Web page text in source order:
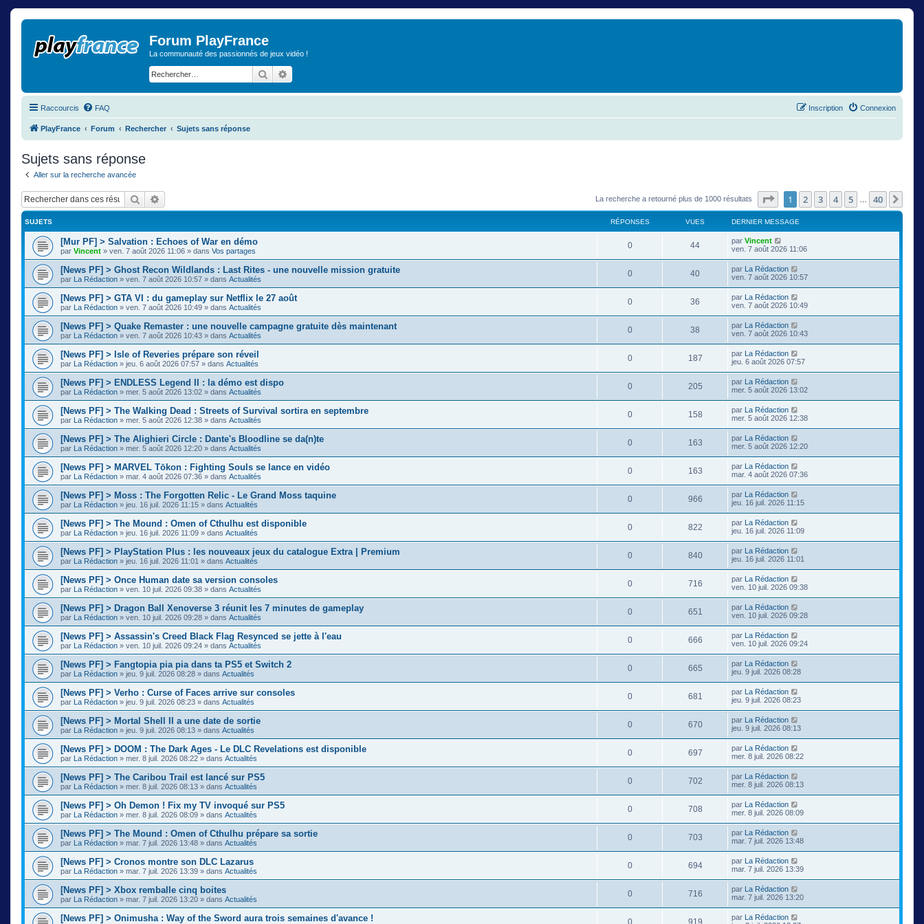
Forum PlayFrance
La communauté des passionnés de jeux vidéo !
Rechercher
Raccourcis FAQ Connexion
Inscription
PlayFrance Forum Rechercher Sujets sans réponse
Sujets sans réponse
Aller sur la recherche avancée
Rechercher La recherche a retourné plus de 1000 résultats Page sur40
1 2 3 4 5 40
SUJETS RÉPONSES VUES DERNIER MESSAGE
[Mur PF] > Salvation : Echoes of War en démo
par Vincent » ven. 7 août 2026 11:06 » dans Vos partages
0 44 par Vincent
ven. 7 août 2026 11:06
[News PF] > Ghost Recon Wildlands : Last Rites - une nouvelle mission gratuite
par La Rédaction » ven. 7 août 2026 10:57 » dans Actualités
0 40 par La Rédaction
ven. 7 août 2026 10:57
[News PF] > GTA VI : du gameplay sur Netflix le 27 août
par La Rédaction » ven. 7 août 2026 10:49 » dans Actualités
0 36 par La Rédaction
ven. 7 août 2026 10:49
[News PF] > Quake Remaster : une nouvelle campagne gratuite dès maintenant
par La Rédaction » ven. 7 août 2026 10:43 » dans Actualités
0 38 par La Rédaction
ven. 7 août 2026 10:43
[News PF] > Isle of Reveries prépare son réveil
par La Rédaction » jeu. 6 août 2026 07:57 » dans Actualités
0 187 par La Rédaction
jeu. 6 août 2026 07:57
[News PF] > ENDLESS Legend II : la démo est dispo
par La Rédaction » mer. 5 août 2026 13:02 » dans Actualités
0 205 par La Rédaction
mer. 5 août 2026 13:02
[News PF] > The Walking Dead : Streets of Survival sortira en septembre
par La Rédaction » mer. 5 août 2026 12:38 » dans Actualités
0 158 par La Rédaction
mer. 5 août 2026 12:38
[News PF] > The Alighieri Circle : Dante's Bloodline se da(n)te
par La Rédaction » mer. 5 août 2026 12:20 » dans Actualités
0 163 par La Rédaction
mer. 5 août 2026 12:20
[News PF] > MARVEL Tōkon : Fighting Souls se lance en vidéo
par La Rédaction » mar. 4 août 2026 07:36 » dans Actualités
0 163 par La Rédaction
mar. 4 août 2026 07:36
[News PF] > Moss : The Forgotten Relic - Le Grand Moss taquine
par La Rédaction » jeu. 16 juil. 2026 11:15 » dans Actualités
0 966 par La Rédaction
jeu. 16 juil. 2026 11:15
[News PF] > The Mound : Omen of Cthulhu est disponible
par La Rédaction » jeu. 16 juil. 2026 11:09 » dans Actualités
0 822 par La Rédaction
jeu. 16 juil. 2026 11:09
[News PF] > PlayStation Plus : les nouveaux jeux du catalogue Extra | Premium
par La Rédaction » jeu. 16 juil. 2026 11:01 » dans Actualités
0 840 par La Rédaction
jeu. 16 juil. 2026 11:01
[News PF] > Once Human date sa version consoles
par La Rédaction » ven. 10 juil. 2026 09:38 » dans Actualités
0 716 par La Rédaction
ven. 10 juil. 2026 09:38
[News PF] > Dragon Ball Xenoverse 3 réunit les 7 minutes de gameplay
par La Rédaction » ven. 10 juil. 2026 09:28 » dans Actualités
0 651 par La Rédaction
ven. 10 juil. 2026 09:28
[News PF] > Assassin's Creed Black Flag Resynced se jette à l'eau
par La Rédaction » ven. 10 juil. 2026 09:24 » dans Actualités
0 666 par La Rédaction
ven. 10 juil. 2026 09:24
[News PF] > Fangtopia pia pia dans ta PS5 et Switch 2
par La Rédaction » jeu. 9 juil. 2026 08:28 » dans Actualités
0 665 par La Rédaction
jeu. 9 juil. 2026 08:28
[News PF] > Verho : Curse of Faces arrive sur consoles
par La Rédaction » jeu. 9 juil. 2026 08:23 » dans Actualités
0 681 par La Rédaction
jeu. 9 juil. 2026 08:23
[News PF] > Mortal Shell II a une date de sortie
par La Rédaction » jeu. 9 juil. 2026 08:13 » dans Actualités
0 670 par La Rédaction
jeu. 9 juil. 2026 08:13
[News PF] > DOOM : The Dark Ages - Le DLC Revelations est disponible
par La Rédaction » mer. 8 juil. 2026 08:22 » dans Actualités
0 697 par La Rédaction
mer. 8 juil. 2026 08:22
[News PF] > The Caribou Trail est lancé sur PS5
par La Rédaction » mer. 8 juil. 2026 08:13 » dans Actualités
0 702 par La Rédaction
mer. 8 juil. 2026 08:13
[News PF] > Oh Demon ! Fix my TV invoqué sur PS5
par La Rédaction » mer. 8 juil. 2026 08:09 » dans Actualités
0 708 par La Rédaction
mer. 8 juil. 2026 08:09
[News PF] > The Mound : Omen of Cthulhu prépare sa sortie
par La Rédaction » mar. 7 juil. 2026 13:48 » dans Actualités
0 703 par La Rédaction
mar. 7 juil. 2026 13:48
[News PF] > Cronos montre son DLC Lazarus
par La Rédaction » mar. 7 juil. 2026 13:39 » dans Actualités
0 694 par La Rédaction
mar. 7 juil. 2026 13:39
[News PF] > Xbox remballe cinq boites
par La Rédaction » mar. 7 juil. 2026 13:20 » dans Actualités
0 716 par La Rédaction
mar. 7 juil. 2026 13:20
[News PF] > Onimusha : Way of the Sword aura trois semaines d'avance ! 0 919 par La Rédaction